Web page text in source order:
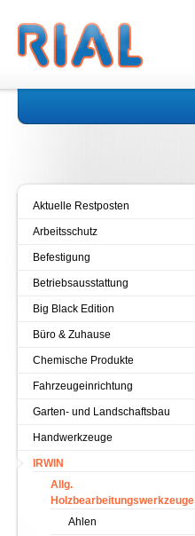
Aktuelle Restposten
Arbeitsschutz
Befestigung
Betriebsausstattung
Big Black Edition
Büro & Zuhause
Chemische Produkte
Fahrzeugeinrichtung
Garten- und Landschaftsbau
Handwerkzeuge
IRWIN
Allg.
Holzbearbeitungswerkzeuge
Ahlen